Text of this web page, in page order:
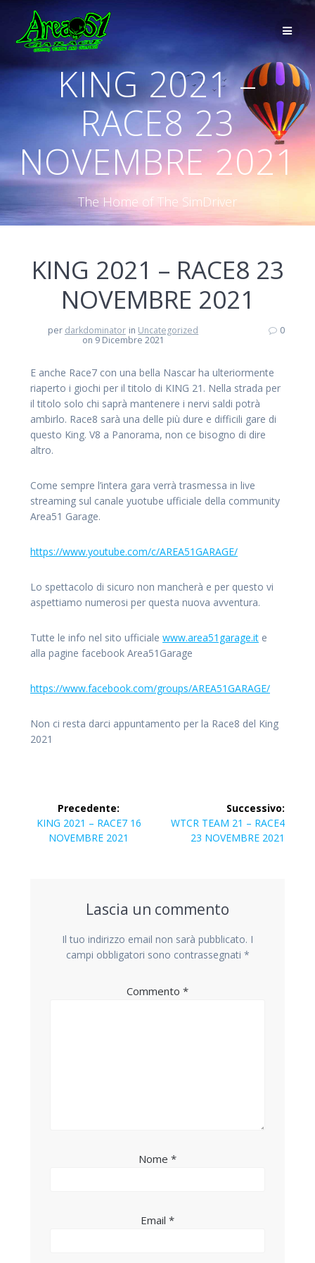
KING 2021 –
RACE8 23
NOVEMBRE 2021
The Home of The SimDriver
KING 2021 – RACE8 23
NOVEMBRE 2021
per darkdominator in Uncategorized
on 9 Dicembre 2021
0
E anche Race7 con una bella Nascar ha ulteriormente
riaperto i giochi per il titolo di KING 21. Nella strada per
il titolo solo chi saprà mantenere i nervi saldi potrà
ambirlo. Race8 sarà una delle più dure e difficili gare di
questo King. V8 a Panorama, non ce bisogno di dire
altro.
Come sempre l’intera gara verrà trasmessa in live
streaming sul canale yuotube ufficiale della community
Area51 Garage.
https://www.youtube.com/c/AREA51GARAGE/
Lo spettacolo di sicuro non mancherà e per questo vi
aspettiamo numerosi per questa nuova avventura.
Tutte le info nel sito ufficiale www.area51garage.it e
alla pagine facebook Area51Garage
https://www.facebook.com/groups/AREA51GARAGE/
Non ci resta darci appuntamento per la Race8 del King
2021
Precedente:
KING 2021 – RACE7 16
NOVEMBRE 2021
Successivo:
WTCR TEAM 21 – RACE4
23 NOVEMBRE 2021
Lascia un commento
Il tuo indirizzo email non sarà pubblicato. I
campi obbligatori sono contrassegnati *
Commento *
Nome *
Email *